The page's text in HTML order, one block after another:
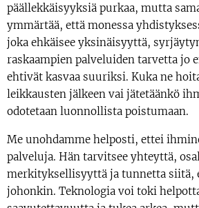
päällekkäisyyksiä purkaa, mutta
ymmärtää, että monessa
joka ehkäisee yksinäisyyttä,
raskaampien palveluiden tarvetta jo
ehtivät kasvaa suuriksi. Kuka ne
leikkausten jälkeen vai jätetäänkö
odotetaan luonnollista poistumaan.
Me unohdamme helposti, ettei
palveluja. Hän tarvitsee yhteyttä,
merkityksellisyyttä ja tunnetta siitä,
johonkin. Teknologia voi toki